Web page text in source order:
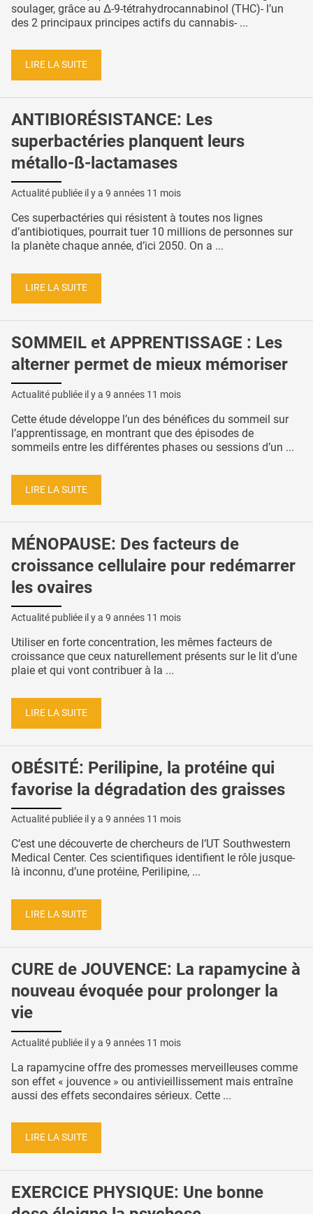
soulager, grâce au Δ-9-tétrahydrocannabinol (THC)- l’un
des 2 principaux principes actifs du cannabis- ...
LIRE LA SUITE
ANTIBIORÉSISTANCE: Les
superbactéries planquent leurs
métallo-ß-lactamases
Actualité publiée il y a 9 années 11 mois
Ces superbactéries qui résistent à toutes nos lignes
d’antibiotiques, pourrait tuer 10 millions de personnes sur
la planète chaque année, d’ici 2050. On a ...
LIRE LA SUITE
SOMMEIL et APPRENTISSAGE : Les
alterner permet de mieux mémoriser
Actualité publiée il y a 9 années 11 mois
Cette étude développe l’un des bénéfices du sommeil sur
l’apprentissage, en montrant que des épisodes de
sommeils entre les différentes phases ou sessions d’un ...
LIRE LA SUITE
MÉNOPAUSE: Des facteurs de
croissance cellulaire pour redémarrer
les ovaires
Actualité publiée il y a 9 années 11 mois
Utiliser en forte concentration, les mêmes facteurs de
croissance que ceux naturellement présents sur le lit d’une
plaie et qui vont contribuer à la ...
LIRE LA SUITE
OBÉSITÉ: Perilipine, la protéine qui
favorise la dégradation des graisses
Actualité publiée il y a 9 années 11 mois
C’est une découverte de chercheurs de l’UT Southwestern
Medical Center. Ces scientifiques identifient le rôle jusque-
là inconnu, d’une protéine, Perilipine, ...
LIRE LA SUITE
CURE de JOUVENCE: La rapamycine à
nouveau évoquée pour prolonger la
vie
Actualité publiée il y a 9 années 11 mois
La rapamycine offre des promesses merveilleuses comme
son effet « jouvence » ou antivieillissement mais entraîne
aussi des effets secondaires sérieux. Cette ...
LIRE LA SUITE
EXERCICE PHYSIQUE: Une bonne